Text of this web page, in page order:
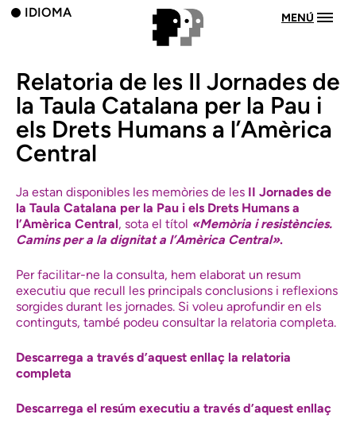
IDIOMA MENÚ
Relatoria de les II Jornades de
la Taula Catalana per la Pau i
els Drets Humans a l’Amèrica
Central
Ja estan disponibles les memòries de les II Jornades de
la Taula Catalana per la Pau i els Drets Humans a
l’Amèrica Central, sota el títol «Memòria i resistències.
Camins per a la dignitat a l’Amèrica Central».
Per facilitar-ne la consulta, hem elaborat un resum
executiu que recull les principals conclusions i reflexions
sorgides durant les jornades. Si voleu aprofundir en els
continguts, també podeu consultar la relatoria completa.
Descarrega a través d’aquest enllaç la relatoria
completa
Descarrega el resúm executiu a través d’aquest enllaç